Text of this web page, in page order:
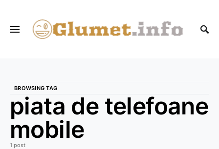
BROWSING TAG
piata de telefoane
mobile
1 post